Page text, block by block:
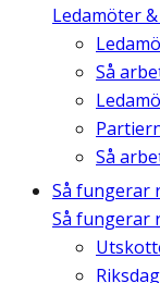
Ledamöter
Så
Så
Så fungerar
Så fungerar